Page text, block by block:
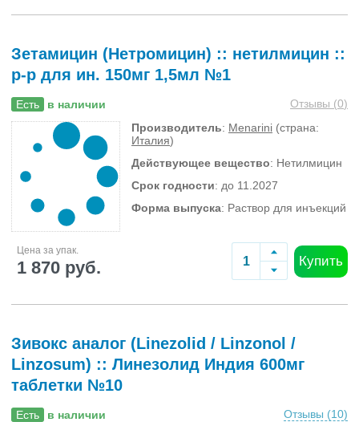
Зетамицин (Нетромицин) :: нетилмицин ::
р-р для ин. 150мг 1,5мл №1
Есть в наличии Отзывы (0)
Производитель: Menarini (страна:
Италия)
Действующее вещество: Нетилмицин
Срок годности: до 11.2027
Форма выпуска: Раствор для инъекций
Цена за упак.
1 870 руб. Купить
Зивокс аналог (Linezolid / Linzonol /
Linzosum) :: Линезолид Индия 600мг
таблетки №10
Есть в наличии Отзывы (10)